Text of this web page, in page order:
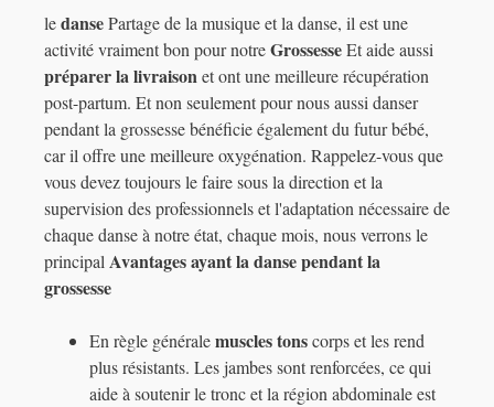
ledansePartage de la musique et la danse, il est une
activité vraiment bon pour notreGrossesseEt aide aussi
préparer lalivraisonet ont une meilleure récupération
post-partum. Et non seulement pour nous aussi danser
pendant la grossesse bénéficie également du futur bébé,
car il offre une meilleure oxygénation. Rappelez-vous que
vous devez toujours le faire sous la direction et la
supervision des professionnels et l'adaptation nécessaire de
chaque danse à notre état, chaque mois, nous verrons le
principalAvantagesayant la danse pendant la
grossesse
En règle généralemuscles tonscorps et les rend
plus résistants. Les jambes sont renforcées, ce qui
aide à soutenir le tronc et la région abdominale est